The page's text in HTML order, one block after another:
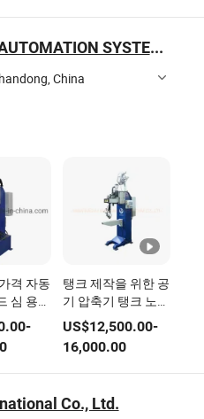
JINAN HAOYU AUTOMATION SYSTEM CO., LTD.
China
격 자동
심 용접
기 선박
수직 용
-
탱크 제작을 위한 공
기 압축기 탱크 노즐
포트 MIG 아크 자동
용접 장비
US$12,500.00-
16,000.00
Co., Ltd.